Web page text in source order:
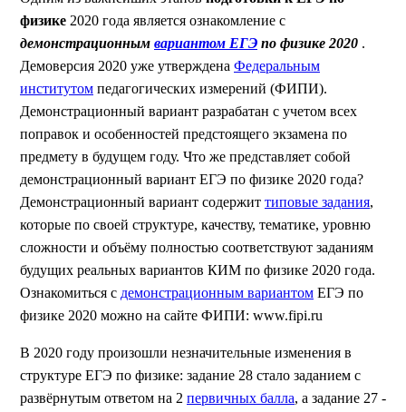
физике 2020 года является ознакомление с
демонстрационным вариантом ЕГЭ по физике 2020 .
Демоверсия 2020 уже утверждена Федеральным
институтом педагогических измерений (ФИПИ).
Демонстрационный вариант разрабатан с учетом всех
поправок и особенностей предстоящего экзамена по
предмету в будущем году. Что же представляет собой
демонстрационный вариант ЕГЭ по физике 2020 года?
Демонстрационный вариант содержит типовые задания,
которые по своей структуре, качеству, тематике, уровню
сложности и объёму полностью соответствуют заданиям
будущих реальных вариантов КИМ по физике 2020 года.
Ознакомиться с демонстрационным вариантом ЕГЭ по
физике 2020 можно на сайте ФИПИ: www.fipi.ru
В 2020 году произошли незначительные изменения в
структуре ЕГЭ по физике: задание 28 стало заданием с
развёрнутым ответом на 2 первичных балла, а задание 27 -